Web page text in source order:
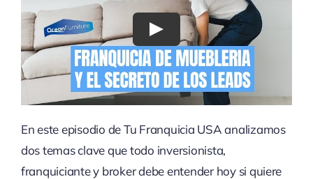
Play
En este episodio de Tu Franquicia USA analizamos
dos temas clave que todo inversionista,
franquiciante y broker debe entender hoy si quiere